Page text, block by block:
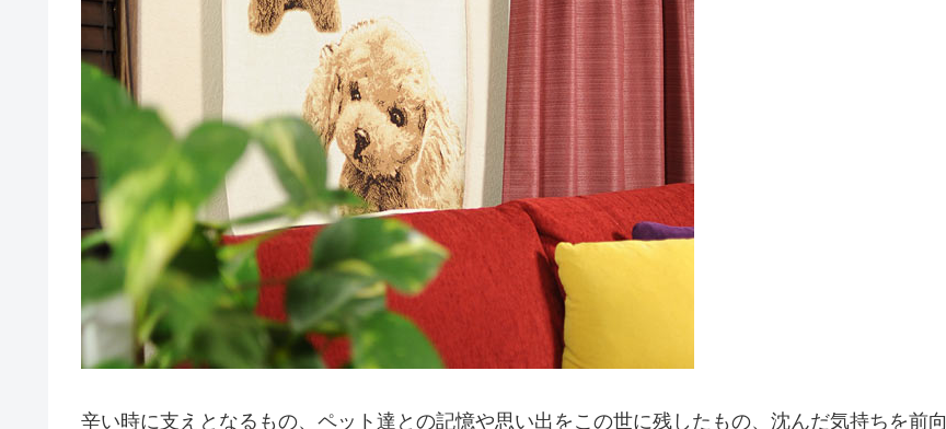
辛い時に支えとなるもの、ペット達との記憶や思い出をこの世に残したもの、沈んだ気持ちを前向